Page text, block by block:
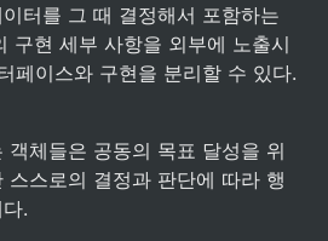
터를 그 때 결정해서 포함하는
구현 세부 사항을 외부에 노출시
페이스와 구현을 분리할 수 있다.
객체들은 공동의 목표 달성을 위
스스로의 결정과 판단에 따라 행
.